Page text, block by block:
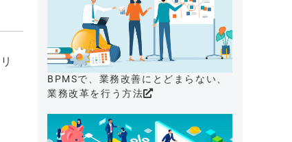
BPMSで、業務改善にとどまらない、
業務改革を行う方法